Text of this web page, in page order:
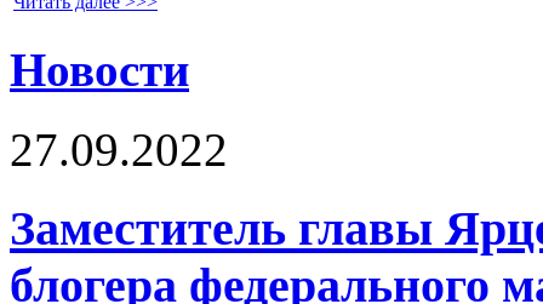
Новости
27.09.2022
Заместитель главы
блогера федерального